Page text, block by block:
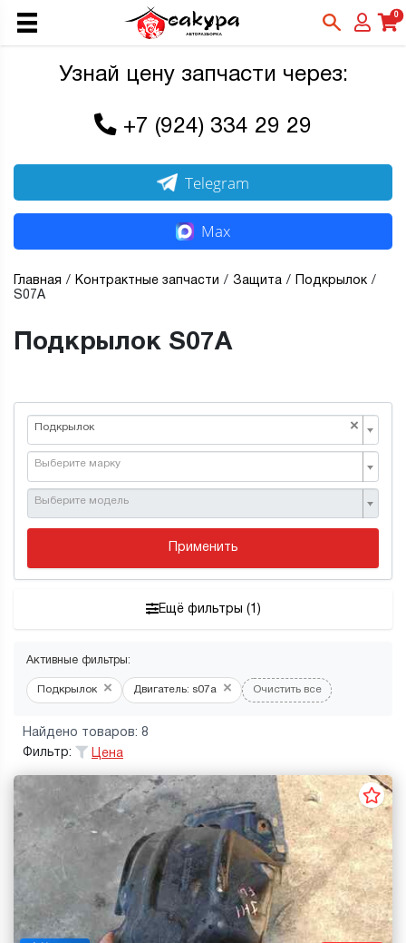
0
Узнай цену запчасти через:
+7 (924) 334 29 29
Telegram
Max
Главная Контрактные запчасти Защита
Подкрылок
S07A
Подкрылок S07A
×
Подкрылок
Выберите марку
Выберите модель
Применить
Ещё фильтры (1)
Активные фильтры:
Подкрылок × Двигатель: s07a × Очистить все
Найдено товаров: 8
Фильтр:
Цена